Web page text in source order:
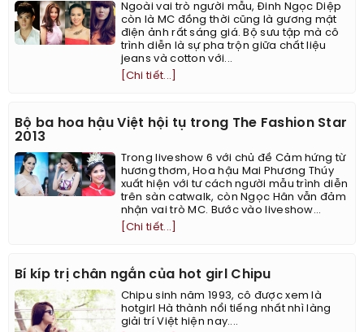
Ngoài vai trò người mẫu, Đinh Ngọc Diệp
còn là MC đồng thời cũng là gương mặt
điện ảnh rất sáng giá. Bộ sưu tập mà cô
trình diễn là sự pha trộn giữa chất liệu
jeans và cotton với...
[Chi tiết...]
Bộ ba hoa hậu Việt hội tụ trong The Fashion Star
2013
Trong liveshow 6 với chủ đề Cảm hứng từ
hương thơm, Hoa hậu Mai Phương Thúy
xuất hiện với tư cách người mẫu trình diễn
trên sàn catwalk, còn Ngọc Hân vẫn đảm
nhận vai trò MC. Bước vào liveshow...
[Chi tiết...]
Bí kíp trị chân ngắn của hot girl Chipu
Chipu sinh năm 1993, cô được xem là
hotgirl Hà thành nổi tiếng nhất nhì làng
giải trí Việt hiện nay....